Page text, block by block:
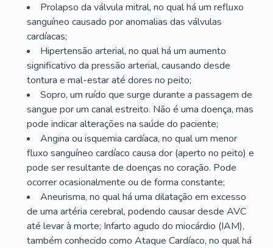
Prolapso da válvula mitral, no qual há um refluxo
sanguíneo causado por anomalias das válvulas
cardíacas;
Hipertensão arterial, no qual há um aumento
significativo da pressão arterial, causando desde
tontura e mal-estar até dores no peito;
Sopro, um ruído que surge durante a passagem de
sangue por um canal estreito. Não é uma doença, mas
pode indicar alterações na saúde do paciente;
Angina ou isquemia cardíaca, no qual um menor
fluxo sanguíneo cardíaco causa dor (aperto no peito) e
pode ser resultante de doenças no coração. Pode
ocorrer ocasionalmente ou de forma constante;
Aneurisma, no qual há uma dilatação em excesso
de uma artéria cerebral, podendo causar desde AVC
até levar à morte; Infarto agudo do miocárdio (IAM),
também conhecido como Ataque Cardíaco, no qual há